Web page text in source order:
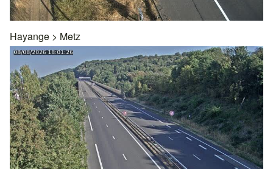
Hayange > Metz